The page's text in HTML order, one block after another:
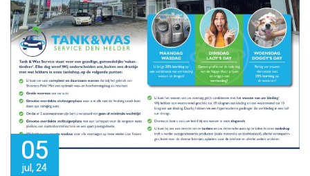
05
jul, 24